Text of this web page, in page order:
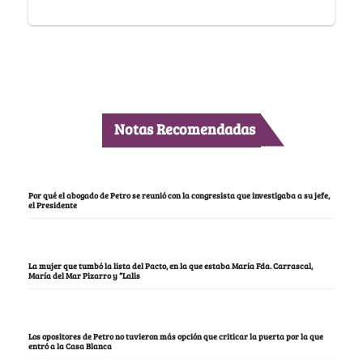
Notas Recomendadas
Por qué el abogado de Petro se reunió con la congresista que investigaba a su jefe,
el Presidente
La mujer que tumbó la lista del Pacto, en la que estaba María Fda. Carrascal,
María del Mar Pizarro y “Lalis
Los opositores de Petro no tuvieron más opción que criticar la puerta por la que
entró a la Casa Blanca